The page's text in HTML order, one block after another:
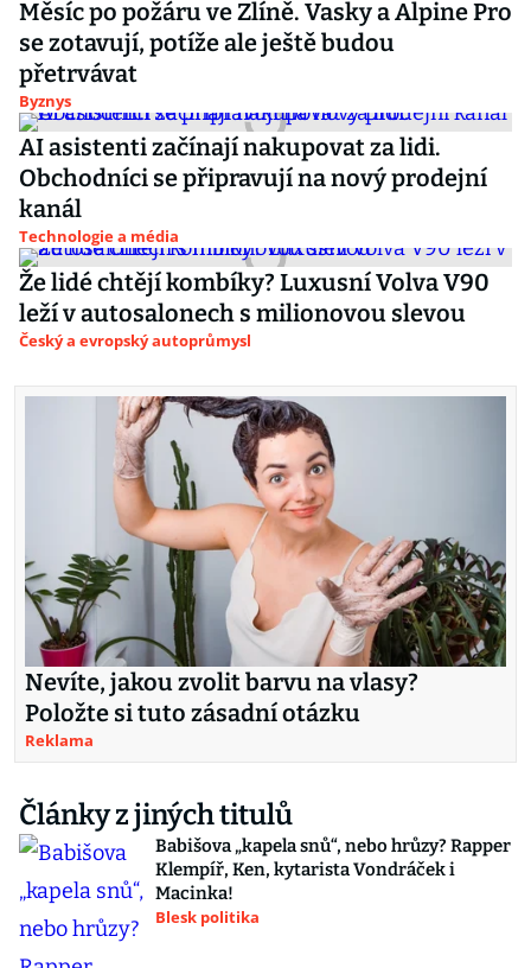
Měsíc po požáru ve Zlíně. Vasky a Alpine Pro
se zotavují, potíže ale ještě budou
přetrvávat
Byznys
AI asistenti začínají nakupovat za lidi.
Obchodníci se připravují na nový prodejní
kanál
Technologie a média
Že lidé chtějí kombíky? Luxusní Volva V90
leží v autosalonech s milionovou slevou
Český a evropský autoprůmysl
Nevíte, jakou zvolit barvu na vlasy?
Položte si tuto zásadní otázku
Reklama
Články z jiných titulů
Babišova „kapela snů“, nebo hrůzy? Rapper
Klempíř, Ken, kytarista Vondráček i
Macinka!
Blesk politika